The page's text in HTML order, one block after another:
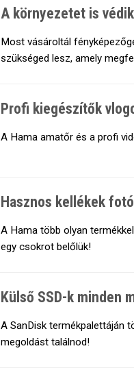
A környezetet is
Most vásároltál
szükséged lesz, amely
Profi kiegészítők
A Hama amatőr és a profi
Hasznos kellékek
A Hama több olyan
egy csokrot belőlük!
Külső SSD-k minden
A SanDisk termékpalettáján
megoldást találnod!